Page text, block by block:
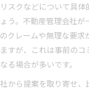
スクなどについて具体
う。不動産管理会社が
クレームや無理な要求
すが、これは事前のコ
る場合が多いです。
から提案を取り寄せ、